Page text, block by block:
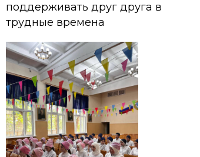
поддерживать друг друга в
трудные времена